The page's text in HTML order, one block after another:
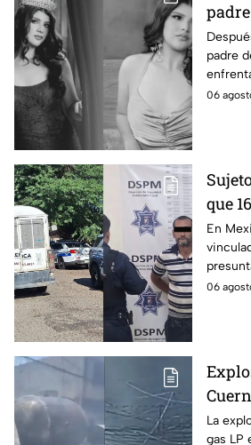
por
padre
06
que
a su
En
ataque
06
La
gas LP